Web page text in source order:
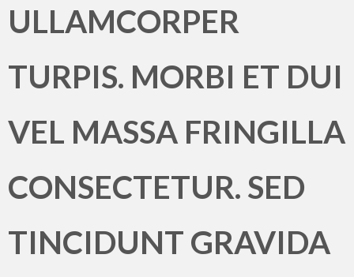
ULLAMCORPER
TURPIS. MORBI ET DUI
VEL MASSA FRINGILLA
CONSECTETUR. SED
TINCIDUNT GRAVIDA